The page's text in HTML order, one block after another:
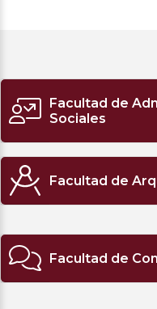
Facultad de
Sociales
Facultad de
Facultad de